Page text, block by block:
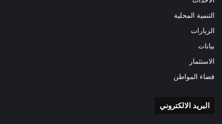
التنمية المحلية
الزيارات
بيانات
الاستثمار
فضاء المواطن
البريد الالكتروني